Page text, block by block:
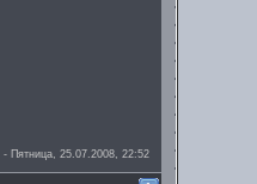
- Пятница, 25.07.2008, 22:52